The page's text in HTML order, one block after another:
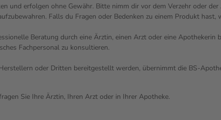
und erfolgen ohne Gewähr. Bitte nimm dir vor dem Verzehr oder
Falls du Fragen oder Bedenken zu einem Produkt
Beratung durch eine Ärztin, einen Arzt oder eine
Fachpersonal zu konsultieren.
oder Dritten bereitgestellt werden, übernimmt die BS-
Sie Ihre Ärztin, Ihren Arzt oder in Ihrer Apotheke.